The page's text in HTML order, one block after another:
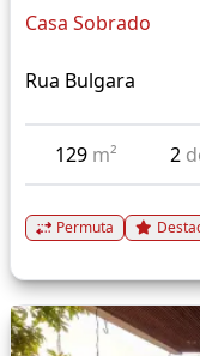
Casa Sobrado
Rua Bulgara
129 m² 2
Permuta